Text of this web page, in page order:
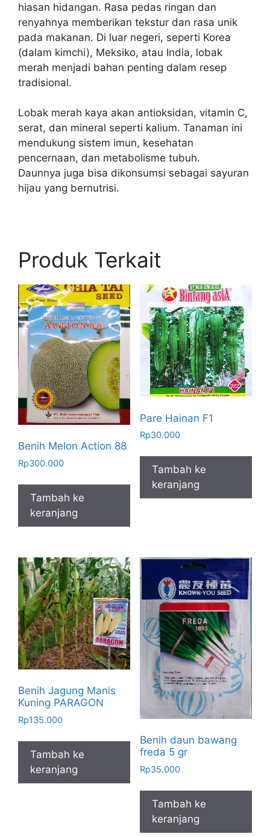
hiasan hidangan. Rasa pedas ringan dan
renyahnya memberikan tekstur dan rasa unik
pada makanan. Di luar negeri, seperti Korea
(dalam kimchi), Meksiko, atau India, lobak
merah menjadi bahan penting dalam resep
tradisional.
Lobak merah kaya akan antioksidan, vitamin C,
serat, dan mineral seperti kalium. Tanaman ini
mendukung sistem imun, kesehatan
pencernaan, dan metabolisme tubuh.
Daunnya juga bisa dikonsumsi sebagai sayuran
hijau yang bernutrisi.
Produk Terkait
Benih Melon Action 88
Rp300.000
Tambah ke
keranjang
Pare Hainan F1
Rp30.000
Tambah ke
keranjang
Benih Jagung Manis
Kuning PARAGON
Rp135.000
Tambah ke
keranjang
Benih daun bawang
freda 5 gr
Rp35.000
Tambah ke
keranjang